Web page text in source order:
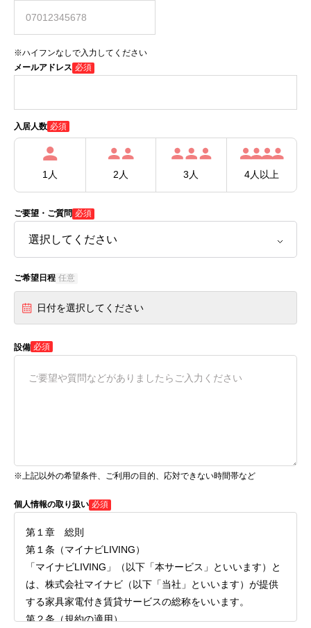
※ハイフンなしで入力してください
メールアドレス 必須
入居人数 必須
1人 2人 3人 4人以上
ご要望・ご質問 必須
ご希望日程 任意
日付を選択してください
設備 必須
※上記以外の希望条件、ご利用の目的、応対できない時間帯など
個人情報の取り扱い 必須
第１章 総則
第１条（マイナビLIVING）
「マイナビLIVING」（以下「本サービス」といいます）と
は、株式会社マイナビ（以下「当社」といいます）が提供
する家具家電付き賃貸サービスの総称をいいます。
第２条（規約の適用）